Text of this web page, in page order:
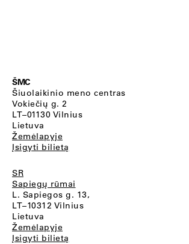
ŠMC
Šiuolaikinio meno centras
Vokiečių g. 2
LT–01130 Vilnius
Lietuva
Žemėlapyje
Įsigyti bilietą
SR
Sapiegų rūmai
L. Sapiegos g. 13,
LT–10312 Vilnius
Lietuva
Žemėlapyje
Įsigyti bilietą